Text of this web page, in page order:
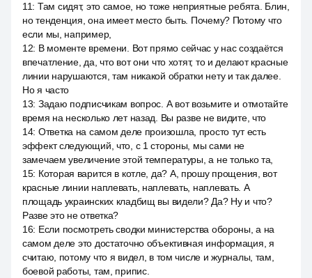
11: Там сидят, это самое, но тоже неприятные ребята. Блин,
но тенденция, она имеет место быть. Почему? Потому что
если мы, например,
12: В моменте времени. Вот прямо сейчас у нас создаётся
впечатление, да, что вот они что хотят, то и делают красные
линии нарушаются, там никакой обратки нету и так далее.
Но я часто
13: Задаю подписчикам вопрос. А вот возьмите и отмотайте
время на несколько лет назад. Вы разве не видите, что
14: Ответка на самом деле произошла, просто тут есть
эффект следующий, что, с 1 стороны, мы сами не
замечаем увеличение этой температуры, а не только та,
15: Которая варится в котле, да? А, прошу прощения, вот
красные линии наплевать, наплевать, наплевать. А
площадь украинских кладбищ вы видели? Да? Ну и что?
Разве это не ответка?
16: Если посмотреть сводки министерства обороны, а на
самом деле это достаточно объективная информация, я
считаю, потому что я видел, в том числе и журналы, там,
боевой работы, там, припис.